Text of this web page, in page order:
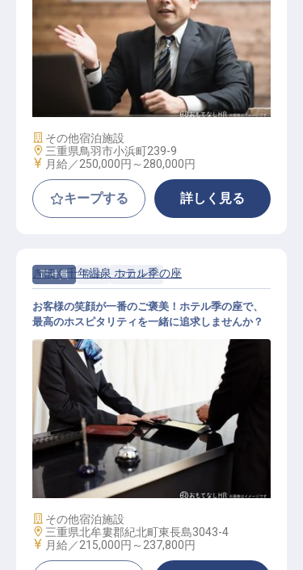
支配人候補
施設業態
その他宿泊施設
勤務地
三重県鳥羽市小浜町239-9
給与
月給／250,000円～ 280,000円
キープする 詳しく見る
正社員 宿泊 フロント
サービス総合職（フロント係）
きほく千年温泉 ホテル季の座
お客様の笑顔が一番のご褒美！ホテル季の座で、
最高のホスピタリティを一緒に追求しませんか？
施設業態
その他宿泊施設
勤務地
三重県北牟婁郡紀北町東長島3043-4
給与
月給／215,000円～ 237,800円